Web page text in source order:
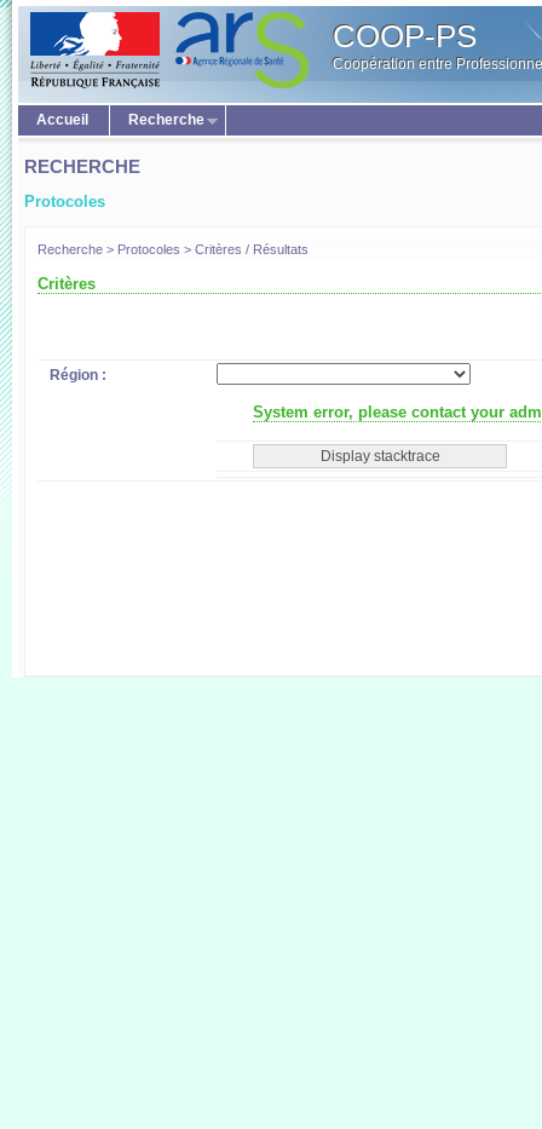
COOP-PS
Coopération entre
Accueil Recherche
RECHERCHE
Protocoles
Recherche > Protocoles > Critères / Résultats
Critères
Région :
System error, please contact your